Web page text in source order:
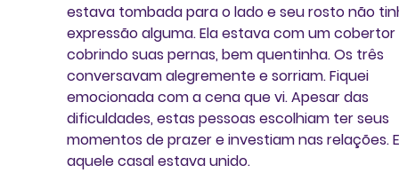
estava tombada para o lado e seu rosto não
expressão alguma. Ela estava com um cobertor
cobrindo suas pernas, bem quentinha. Os três
conversavam alegremente e sorriam. Fiquei
emocionada com a cena que vi. Apesar das
dificuldades, estas pessoas escolhiam ter seus
momentos de prazer e investiam nas relações.
aquele casal estava unido.